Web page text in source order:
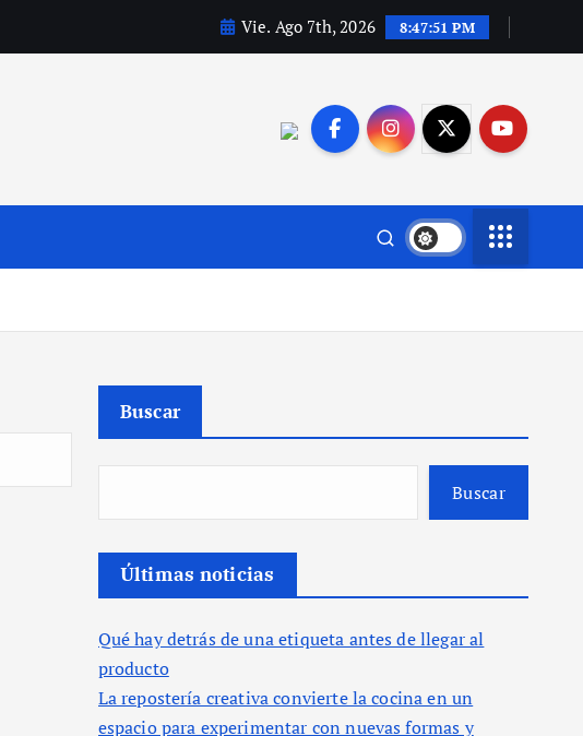
Vie. Ago 7th, 2026 8:47:52 PM
Buscar
Buscar
Últimas noticias
Qué hay detrás de una etiqueta antes de llegar al
producto
La repostería creativa convierte la cocina en un
espacio para experimentar con nuevas formas y